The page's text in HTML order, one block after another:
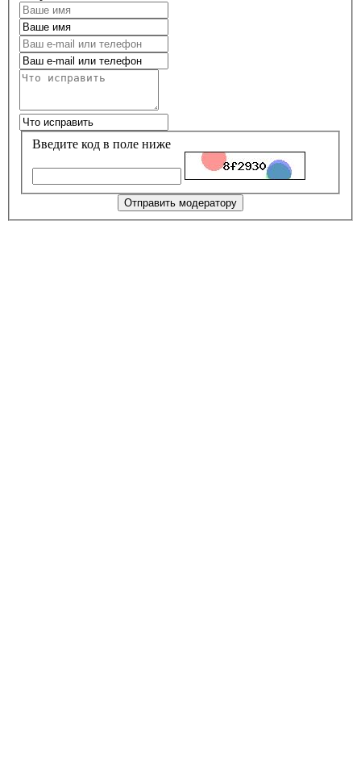
Введите код в поле ниже
Отправить модератору